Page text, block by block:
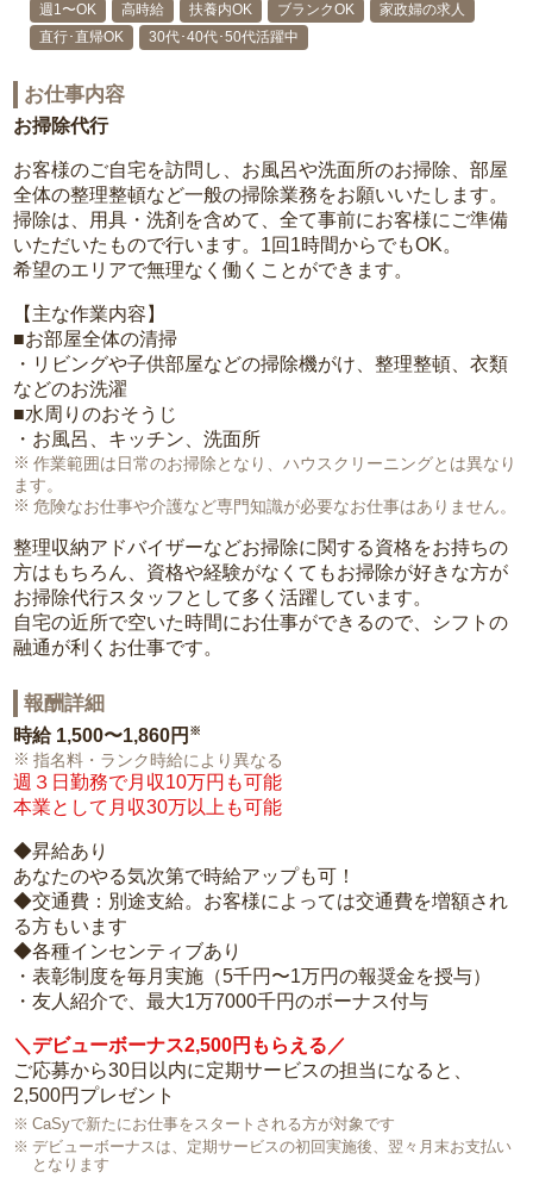
週1〜OK 高時給 扶養内OK ブランクOK
家政婦の求人
直行･直帰OK
30代･40代･50代活躍中
お仕事内容
お掃除代行
お客様のご自宅を訪問し、お風呂や洗面所のお掃除、部屋
全体の整理整頓など一般の掃除業務をお願いいたします。
掃除は、用具・洗剤を含めて、全て事前にお客様にご準備
いただいたもので行います。1回1時間からでもOK。
希望のエリアで無理なく働くことができます。
【主な作業内容】
■お部屋全体の清掃
・リビングや子供部屋などの掃除機がけ、整理整頓、衣類
などのお洗濯
■水周りのおそうじ
・お風呂、キッチン、洗面所
作業範囲は日常のお掃除となり、ハウスクリーニングとは異なり
ます。
危険なお仕事や介護など専門知識が必要なお仕事はありません。
整理収納アドバイザーなどお掃除に関する資格をお持ちの
方はもちろん、資格や経験がなくてもお掃除が好きな方が
お掃除代行スタッフとして多く活躍しています。
自宅の近所で空いた時間にお仕事ができるので、シフトの
融通が利くお仕事です。
報酬詳細
時給 1,500〜1,860円 ※
指名料・ランク時給により異なる
週３日勤務で月収10万円も可能
本業として月収30万以上も可能
◆昇給あり
あなたのやる気次第で時給アップも可！
◆交通費：別途支給。お客様によっては交通費を増額され
る方もいます
◆各種インセンティブあり
・表彰制度を毎月実施（5千円〜1万円の報奨金を授与）
・友人紹介で、最大1万7000千円のボーナス付与
＼デビューボーナス2,500円もらえる／
ご応募から30日以内に定期サービスの担当になると、
2,500円プレゼント
CaSyで新たにお仕事をスタートされる方が対象です
デビューボーナスは、定期サービスの初回実施後、翌々月末お支払い
となります